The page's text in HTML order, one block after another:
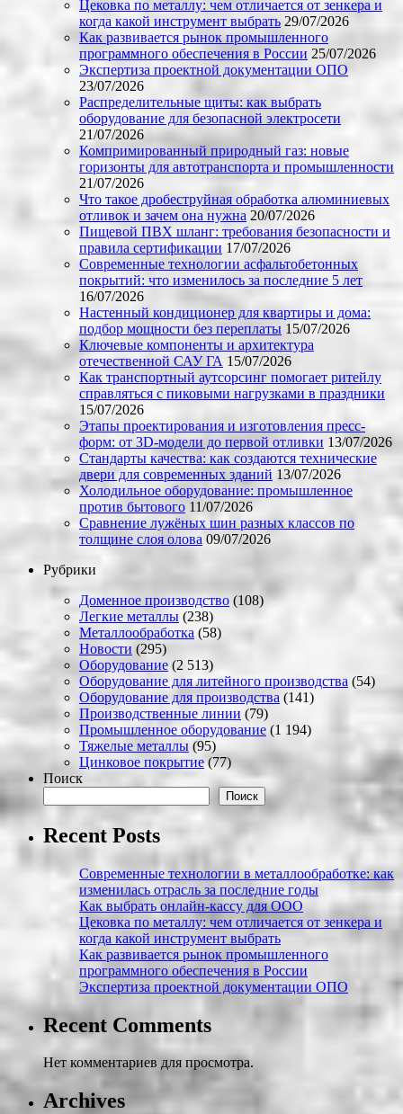
Цековка по металлу: чем отличается от зенкера и
когда какой инструмент выбрать 29/07/2026
Как развивается рынок промышленного
программного обеспечения в России 25/07/2026
Экспертиза проектной документации ОПО
23/07/2026
Распределительные щиты: как выбрать
оборудование для безопасной электросети
21/07/2026
Компримированный природный газ: новые
горизонты для автотранспорта и промышленности
21/07/2026
Что такое дробеструйная обработка алюминиевых
отливок и зачем она нужна 20/07/2026
Пищевой ПВХ шланг: требования безопасности и
правила сертификации 17/07/2026
Современные технологии асфальтобетонных
покрытий: что изменилось за последние 5 лет
16/07/2026
Настенный кондиционер для квартиры и дома:
подбор мощности без переплаты 15/07/2026
Ключевые компоненты и архитектура
отечественной САУ ГА 15/07/2026
Как транспортный аутсорсинг помогает ритейлу
справляться с пиковыми нагрузками в праздники
15/07/2026
Этапы проектирования и изготовления пресс-
форм: от 3D-модели до первой отливки 13/07/2026
Стандарты качества: как создаются технические
двери для современных зданий 13/07/2026
Холодильное оборудование: промышленное
против бытового 11/07/2026
Сравнение лужёных шин разных классов по
толщине слоя олова 09/07/2026
Рубрики
Доменное производство (108)
Легкие металлы (238)
Металлообработка (58)
Новости (295)
Оборудование (2 513)
Оборудование для литейного производства (54)
Оборудование для производства (141)
Производственные линии (79)
Промышленное оборудование (1 194)
Тяжелые металлы (95)
Цинковое покрытие(77)
Поиск
Поиск
Recent Posts
Современные технологии в металлообработке: как
изменилась отрасль за последние годы
Как выбрать онлайн-кассу для ООО
Цековка по металлу: чем отличается от зенкера и
когда какой инструмент выбрать
Как развивается рынок промышленного
программного обеспечения в России
Экспертиза проектной документации ОПО
Recent Comments
Нет комментариев для просмотра.
Archives